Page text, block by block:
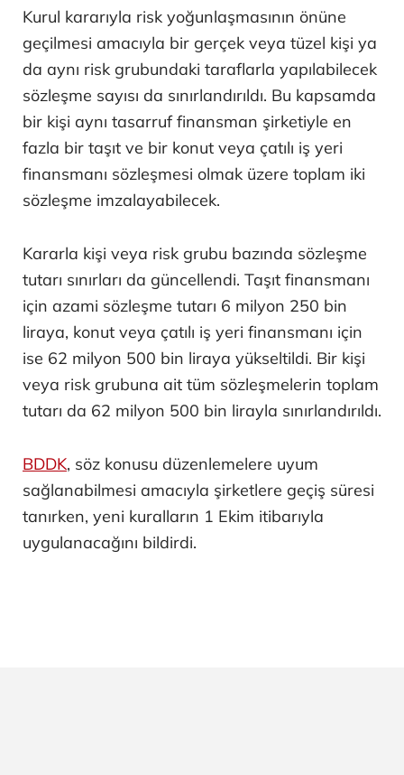
Kurul kararıyla risk yoğunlaşmasının önüne
geçilmesi amacıyla bir gerçek veya tüzel kişi ya
da aynı risk grubundaki taraflarla yapılabilecek
sözleşme sayısı da sınırlandırıldı. Bu kapsamda
bir kişi aynı tasarruf finansman şirketiyle en
fazla bir taşıt ve bir konut veya çatılı iş yeri
finansmanı sözleşmesi olmak üzere toplam iki
sözleşme imzalayabilecek.
Kararla kişi veya risk grubu bazında sözleşme
tutarı sınırları da güncellendi. Taşıt finansmanı
için azami sözleşme tutarı 6 milyon 250 bin
liraya, konut veya çatılı iş yeri finansmanı için
ise 62 milyon 500 bin liraya yükseltildi. Bir kişi
veya risk grubuna ait tüm sözleşmelerin toplam
tutarı da 62 milyon 500 bin lirayla sınırlandırıldı.
BDDK, söz konusu düzenlemelere uyum
sağlanabilmesi amacıyla şirketlere geçiş süresi
tanırken, yeni kuralların 1 Ekim itibarıyla
uygulanacağını bildirdi.